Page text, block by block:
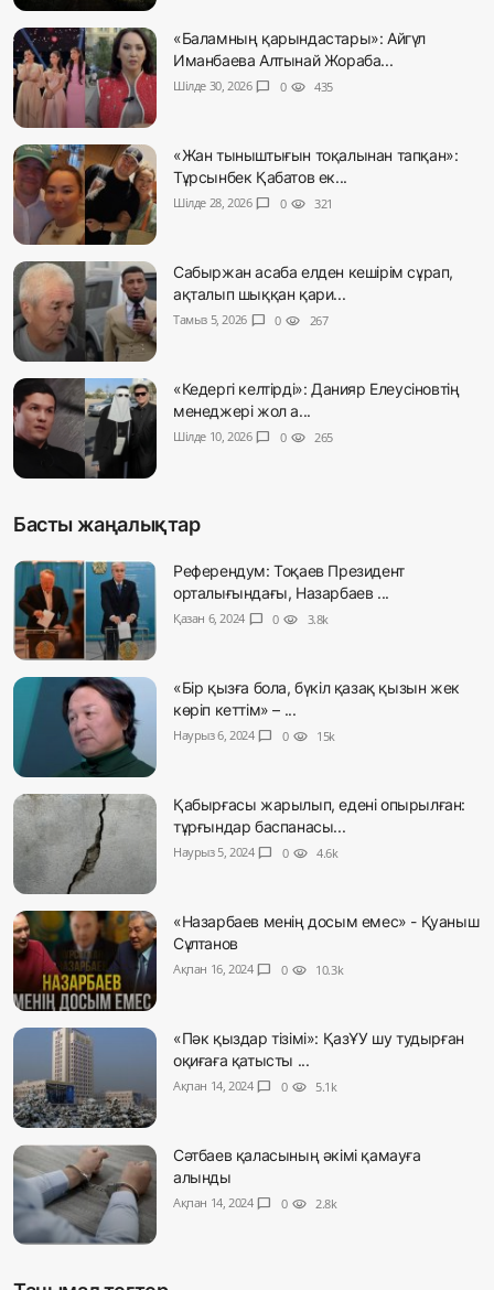
«Баламның қарындастары»: Айгүл
Иманбаева Алтынай Жораба...
Шілде 30, 2026 chat_bubble 0 visibility 435
«Жан тыныштығын тоқалынан тапқан»:
Тұрсынбек Қабатов ек...
Шілде 28, 2026 chat_bubble 0 visibility 321
Сабыржан асаба елден кешірім сұрап,
ақталып шыққан қари...
Тамыз 5, 2026 chat_bubble 0 visibility 267
«Кедергі келтірді»: Данияр Елеусіновтің
менеджері жол а...
Шілде 10, 2026 chat_bubble 0 visibility 265
Басты жаңалықтар
Референдум: Тоқаев Президент
орталығындағы, Назарбаев ...
Қазан 6, 2024 chat_bubble 0 visibility 3.8k
«Бір қызға бола, бүкіл қазақ қызын жек
көріп кеттім» – ...
Наурыз 6, 2024 chat_bubble 0 visibility 15k
Қабырғасы жарылып, едені опырылған:
тұрғындар баспанасы...
Наурыз 5, 2024 chat_bubble 0 visibility 4.6k
«Назарбаев менің досым емес» - Қуаныш
Сұлтанов
Ақпан 16, 2024 chat_bubble 0 visibility 10.3k
«Пәк қыздар тізімі»: ҚазҰУ шу тудырған
оқиғаға қатысты ...
Ақпан 14, 2024 chat_bubble 0 visibility 5.1k
Сәтбаев қаласының әкімі қамауға
алынды
Ақпан 14, 2024 chat_bubble 0 visibility 2.8k